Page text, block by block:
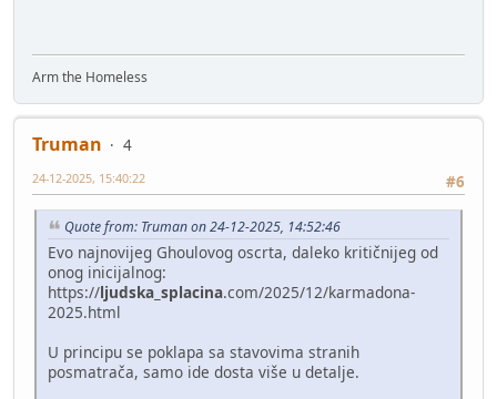
Arm the Homeless
Truman
4
#6
24-12-2025, 15:40:22
Quote from: Truman on 24-12-2025, 14:52:46
Evo najnovijeg Ghoulovog oscrta, daleko kritičnijeg od
onog inicijalnog:
https://ljudska_splacina.com/2025/12/karmadona-
2025.html
U principu se poklapa sa stavovima stranih
posmatrača, samo ide dosta više u detalje.